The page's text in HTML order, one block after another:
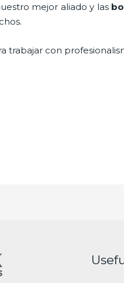
mejor aliado y las
trabajar con